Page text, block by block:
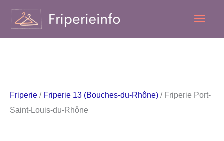
contenu
Friperie / Friperie 13 (Bouches-du-Rhône) / Friperie Port-
Saint-Louis-du-Rhône